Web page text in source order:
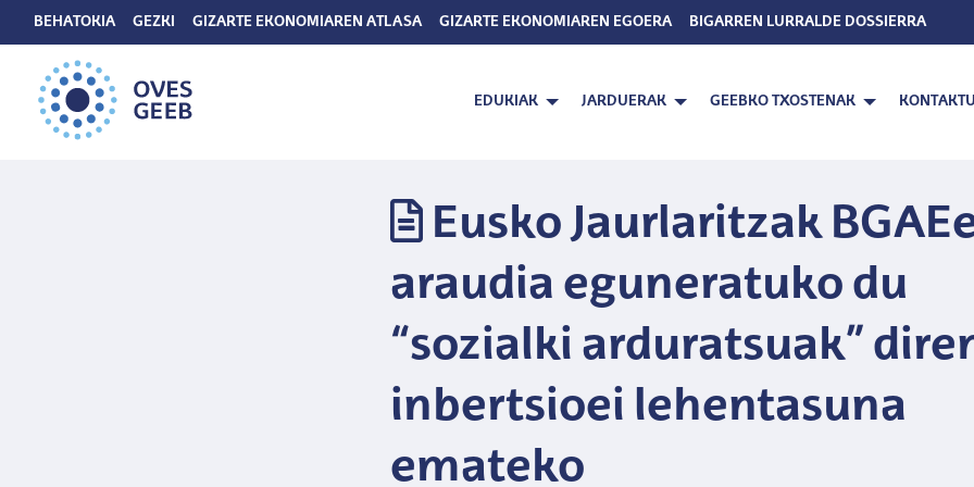
BEHATOKIA GEZKI GIZARTE EKONOMIAREN ATLASA GIZARTE EKONOMIAREN EGOERA BIGARREN LURRALDE DOSSIERRA
EDUKIAK JARDUERAK GEEBKO TXOSTENAK
Eusko Jaurlaritzak
araudia eguneratuko du
“sozialki arduratsuak”
inbertsioei lehentasuna
emateko